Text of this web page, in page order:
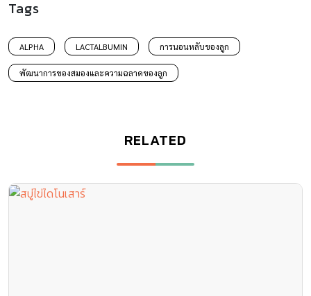
Tags
ALPHA LACTALBUMIN การนอนหลับของลูก
พัฒนาการของสมองและความฉลาดของลูก
RELATED